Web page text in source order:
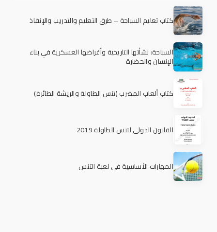
كتاب تعليم السباحة – طرق التعليم والتدريب والإنقاذ
السباحة: نشأتها التاريخية وأغراضها العسكرية في بناء
الإنسان والحضارة
كتاب ألعاب المضرب (تنس الطاولة والريشة الطائرة)
القانون الدولي لتنس الطاولة 2019
المهارات الأساسية في لعبة التنس